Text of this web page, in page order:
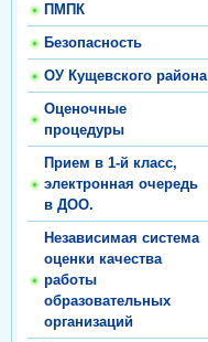
ПМПК
Безопасность
ОУ Кущевского района
Оценочные
процедуры
Прием в 1-й класс,
электронная очередь
в ДОО.
Независимая система
оценки качества
работы
образовательных
организаций